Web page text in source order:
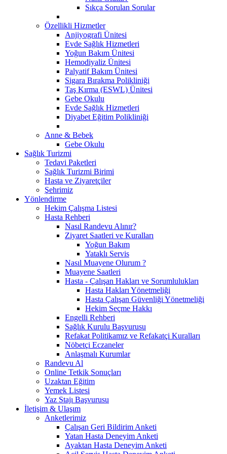
Sıkça Sorulan Sorular
Özellikli Hizmetler
Anjiyografi Ünitesi
Evde Sağlık Hizmetleri
Yoğun Bakım Ünitesi
Hemodiyaliz Ünitesi
Palyatif Bakım Ünitesi
Sigara Bırakma Polikliniği
Taş Kırma (ESWL) Ünitesi
Gebe Okulu
Evde Sağlık Hizmetleri
Diyabet Eğitim Polikliniği
Anne & Bebek
Gebe Okulu
Sağlık Turizmi
Tedavi Paketleri
Sağlık Turizmi Birimi
Hasta ve Ziyaretçiler
Şehrimiz
Yönlendirme
Hekim Çalışma Listesi
Hasta Rehberi
Nasıl Randevu Alınır?
Ziyaret Saatleri ve Kuralları
Yoğun Bakım
Yataklı Servis
Nasıl Muayene Olurum ?
Muayene Saatleri
Hasta - Çalışan Hakları ve Sorumlulukları
Hasta Hakları Yönetmeliği
Hasta Çalışan Güvenliği Yönetmeliği
Hekim Seçme Hakkı
Engelli Rehberi
Sağlık Kurulu Başvurusu
Refakat Politikamız ve Refakatçi Kuralları
Nöbetçi Eczaneler
Anlaşmalı Kurumlar
Randevu Al
Online Tetkik Sonuçları
Uzaktan Eğitim
Yemek Listesi
Yaz Stajı Başvurusu
İletişim & Ulaşım
Anketlerimiz
Çalışan Geri Bildirim Anketi
Yatan Hasta Deneyim Anketi
Ayaktan Hasta Deneyim Anketi